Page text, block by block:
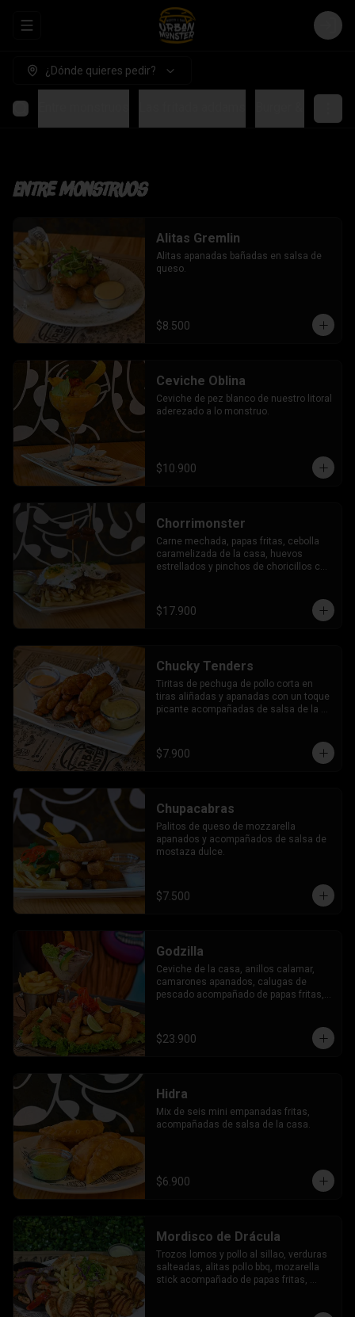
Abrir menu de navegación Login
¿Dónde quieres pedir?
Entre monstruos
Alitas Gremlin
Alitas apanadas bañadas en salsa de
queso.
$8.500
Ceviche Oblina
Ceviche de pez blanco de nuestro litoral
aderezado a lo monstruo.
$10.900
Chorrimonster
Carne mechada, papas fritas, cebolla
caramelizada de la casa, huevos
estrellados y pinchos de choricillos con
$17.900
Chucky Tenders
Tiritas de pechuga de pollo corta en
tiras aliñadas y apanadas con un toque
picante acompañadas de salsa de la
$7.900
Chupacabras
Palitos de queso de mozzarella
apanados y acompañados de salsa de
mostaza dulce.
$7.500
Godzilla
Ceviche de la casa, anillos calamar,
camarones apanados, calugas de
pescado acompañado de papas fritas,
$23.900
Hidra
Mix de seis mini empanadas fritas,
acompañadas de salsa de la casa.
$6.900
Mordisco de Drácula
Trozos lomos y pollo al sillao, verduras
salteadas, alitas pollo bbq, mozarella
stick acompañado de papas fritas,